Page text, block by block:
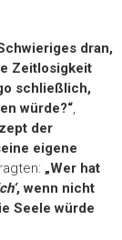
dran,
Zeitlosigkeit
schließlich,
würde?“,
der
eigene
„Wer hat
, wenn nicht
Seele würde